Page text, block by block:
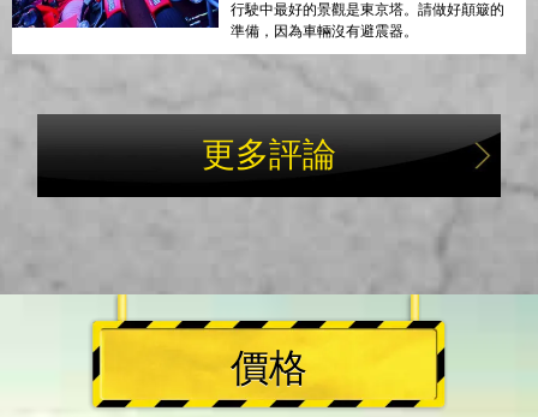
行駛中最好的景觀是東京塔。請做好顛簸的
準備，因為車輛沒有避震器。
更多評論
價格